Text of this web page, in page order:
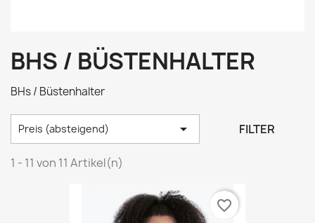
BHS / BÜSTENHALTER
BHs / Büstenhalter
Preis (absteigend)  FILTER
1 - 11 von 11 Artikel(n)
favorite_border